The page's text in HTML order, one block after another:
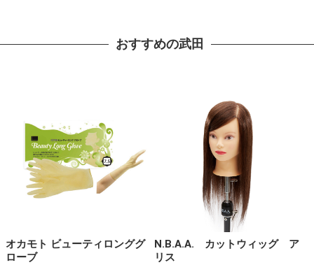
おすすめの武田
オカモト ビューティロンググ
ローブ
N.B.A.A. カットウィッグ ア
リス